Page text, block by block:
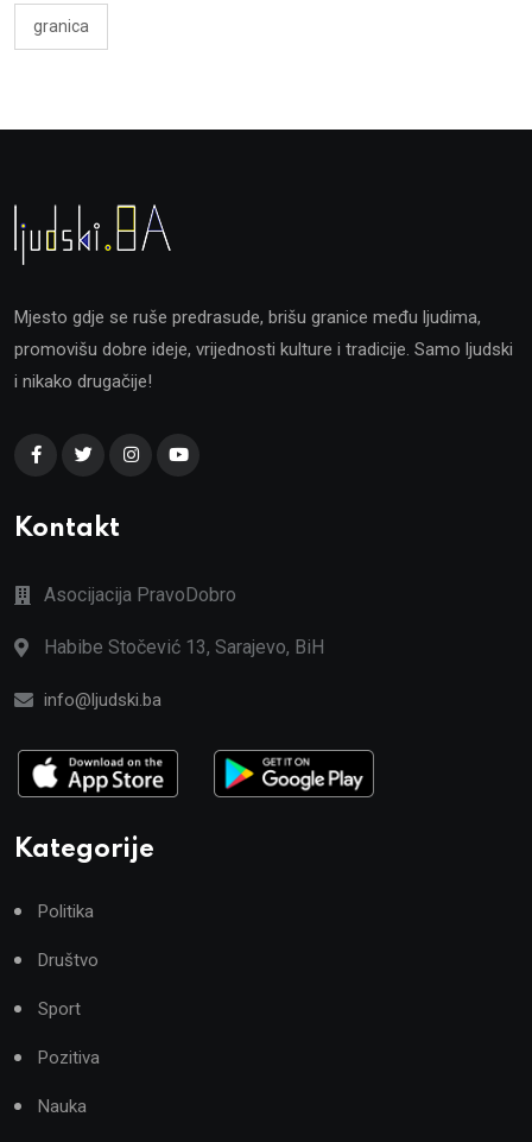
granica
Mjesto gdje se ruše predrasude, brišu granice među ljudima,
promovišu dobre ideje, vrijednosti kulture i tradicije. Samo ljudski
i nikako drugačije!
Kontakt
Asocijacija PravoDobro
Habibe Stočević 13, Sarajevo, BiH
info@ljudski.ba
Kategorije
Politika
Društvo
Sport
Pozitiva
Nauka